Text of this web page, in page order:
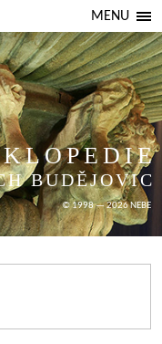
MENU
BUDĚJOVIC
© 1998 — 2026 NEBE